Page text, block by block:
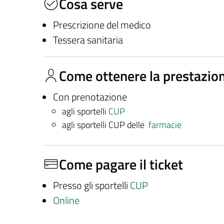
Prescrizione del medico
Tessera sanitaria
Come ottenere la
Con prenotazione
agli sportelli CUP
agli sportelli CUP delle farmacie
Come pagare il ticket
Presso gli sportelli CUP
Online